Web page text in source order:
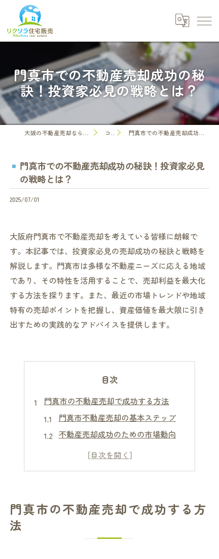
門真市での不動産売却成功の秘
訣！投資家必見の戦略とは？
大阪の不動産売却なら株式会社リクソラ住宅販売 コラム 門真市での不動産売却成功の秘訣！投資家必見の戦略とは？
門真市での不動産売却成功の秘訣！投資家必見
の戦略とは？
2025/07/01
大阪府門真市で不動産売却を考えている皆様に朗報で
す。本記事では、投資家必見の売却成功の秘訣と戦略を
解説します。門真市は多様な不動産ニーズに応える地域
であり、その特性を活用することで、売却利益を最大化
する方法を探ります。また、最近の市場トレンドや地域
特有の売却ポイントを把握し、資産価値を最大限に引き
出すための実践的なアドバイスを提供します。
目次
門真市の不動産売却で成功する方法
門真市不動産売却の基本ステップ
不動産売却成功のための市場動向
地域特性を活かした売却方法
プロが教える不動産売却の秘訣
投資家必見！門真市での売却戦略
門真市の不動産売却で成功する方
法